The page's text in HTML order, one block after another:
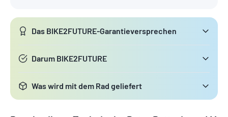
Das BIKE2FUTURE-Garantieversprechen
Darum BIKE2FUTURE
Was wird mit dem Rad geliefert